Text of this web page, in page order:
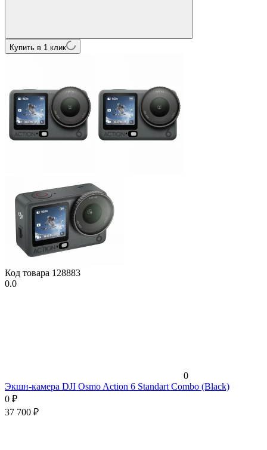
Купить в 1 клик
Код товара 128883
0.0
0
Экшн-камера DJI Osmo Action 6 Standart Combo (Black)
0 ₽
37 700 ₽